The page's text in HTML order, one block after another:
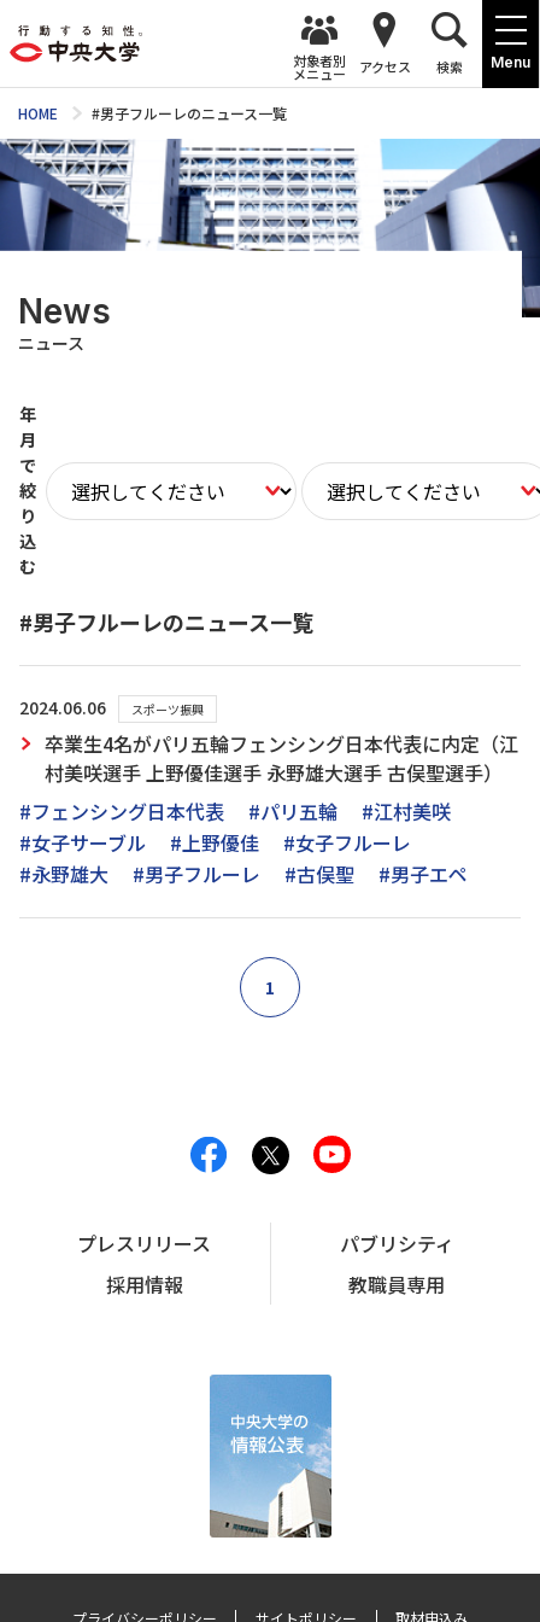
Menu
対象者別
メニュー アクセス 検索
HOME #男子フルーレのニュース一覧
News
ニュース
年
月
で
絞
り
込
む
#男子フルーレのニュース一覧
2024.06.06 スポーツ振興
卒業生4名がパリ五輪フェンシング日本代表に内定（江
村美咲選手 上野優佳選手 永野雄大選手 古俣聖選手）
#フェンシング日本代表
#パリ五輪
#江村美咲
#女子サーブル
#上野優佳
#女子フルーレ
#永野雄大
#男子フルーレ #古俣聖 #男子エペ
1
プレスリリース
パブリシティ
採用情報
教職員専用
プライバシーポリシー サイトポリシー 取材申込み